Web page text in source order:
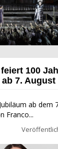
- Ennevi
100
7. August
ab dem
Franco...